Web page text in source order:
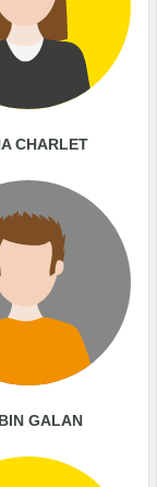
CHARLET
GALAN